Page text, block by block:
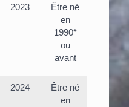
2023
Être né
en
1990*
ou
avant
2024
Être né
en